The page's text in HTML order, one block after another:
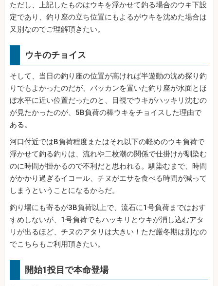
ただし、上記したものはウキを浮かせて釣る場合のウキ下設
定であり、釣り座の立ち位置にもよるがウキを沈めた場合は
又別なのでご理解頂きたい。
ウキのチョイス
そして、当日の釣り座の位置が高ければ半遊動の沈め探り釣
りでもよかったのだが、バッカンを置いた釣り座が水面とほ
ぼ水平に近い位置だったのと、目視でウキがハッキリ沈むの
が見たかったのが、5B負荷の棒ウキをチョイスした理由で
ある。
河口付近ではB負荷程度またはそれ以下の軽めのウキ負荷で
浮かせて釣る釣りは、流れや二枚潮の関係で仕掛けが馴染む
のに時間が掛かるので不利だと思われる。馴染むまで、時間
がかかり過ぎるイコール、チヌがエサを食べる時間が減って
しまうということになるからだ。
釣り場にも寄るが3B負荷以上で、流石に1号負荷まではおす
すめしないが、1号負荷でもハッキリとウキが消し込むアタ
リが出るほど、チヌのアタリは大きい！ただ厳冬期は別なの
でこちらもご利用頂きたい。
開始1投目で本命登場